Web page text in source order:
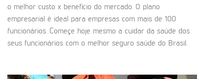
o melhor custo x benefício do mercado. O plano
empresarial é ideal para empresas com mais de 100
funcionários. Começe hoje mesmo a cuidar da saúde dos
seus funcionários com o melhor seguro saúde do Brasil.